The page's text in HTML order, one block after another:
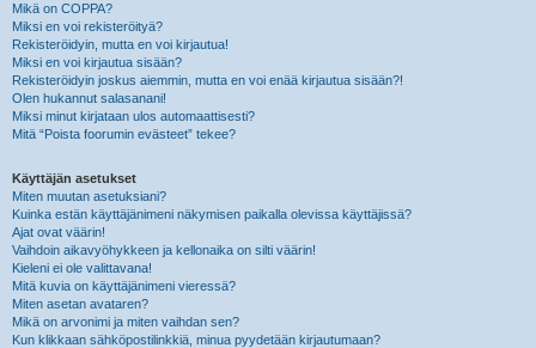
Mikä on COPPA?
Miksi en voi rekisteröityä?
Rekisteröidyin, mutta en voi kirjautua!
Miksi en voi kirjautua sisään?
Rekisteröidyin joskus aiemmin, mutta en voi enää kirjautua sisään?!
Olen hukannut salasanani!
Miksi minut kirjataan ulos automaattisesti?
Mitä “Poista foorumin evästeet” tekee?
Käyttäjän asetukset
Miten muutan asetuksiani?
Kuinka estän käyttäjänimeni näkymisen paikalla olevissa käyttäjissä?
Ajat ovat väärin!
Vaihdoin aikavyöhykkeen ja kellonaika on silti väärin!
Kieleni ei ole valittavana!
Mitä kuvia on käyttäjänimeni vieressä?
Miten asetan avataren?
Mikä on arvonimi ja miten vaihdan sen?
Kun klikkaan sähköpostilinkkiä, minua pyydetään kirjautumaan?